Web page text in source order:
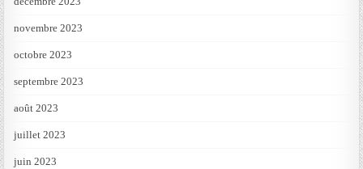
novembre 2023
octobre 2023
septembre 2023
août 2023
juillet 2023
juin 2023